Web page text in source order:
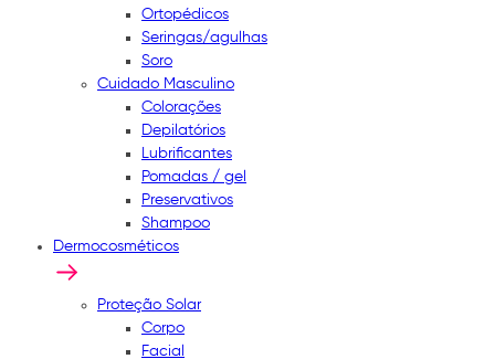
Ortopédicos
Seringas/agulhas
Soro
Cuidado Masculino
Colorações
Depilatórios
Lubrificantes
Pomadas / gel
Preservativos
Shampoo
Dermocosméticos
Proteção Solar
Corpo
Facial